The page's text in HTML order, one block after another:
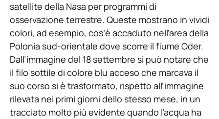
satellite della Nasa per programmi di
osservazione terrestre. Queste mostrano in vividi
colori, ad esempio, cos’è accaduto nell’area della
Polonia sud-orientale dove scorre il fiume Oder.
Dall’immagine del 18 settembre si può notare che
il filo sottile di colore blu acceso che marcava il
suo corso si è trasformato, rispetto all’immagine
rilevata nei primi giorni dello stesso mese, in un
tracciato molto più evidente quando l’acqua ha